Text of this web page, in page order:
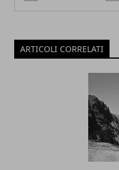
ARTICOLI CORRELATI